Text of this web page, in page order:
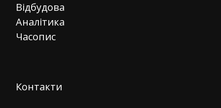
Відбудова
Аналітика
Часопис
Контакти